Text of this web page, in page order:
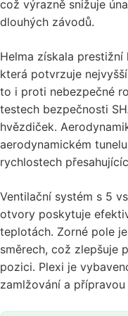
což výrazně snižuje
dlouhých závodů.
Helma získala prestižní
která potvrzuje
to i proti nebezpečné
testech bezpečnosti
hvězdiček.
aerodynamickém
rychlostech
Ventilační systém s 5
otvory poskytuje
teplotách. Zorné pole
směrech, což zlepšuje
pozici. Plexi je
zamlžování a